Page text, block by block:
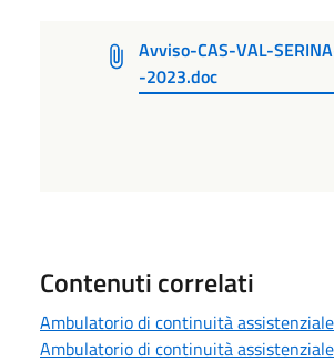
Avviso-CAS-VAL-
-2023.doc
Contenuti correlati
Ambulatorio di continuità assistenziale
Ambulatorio di continuità